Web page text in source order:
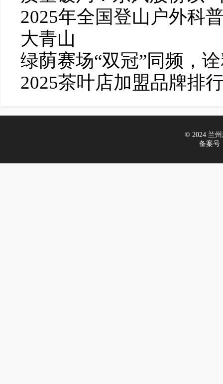
2025年全国登山户外科
大青山
绿荫赛场“双冠”同频，
2025茶叶店加盟品牌排
© 2024 兰州
备案号